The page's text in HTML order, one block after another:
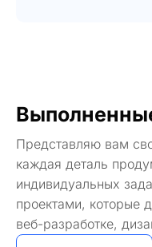
Представляю вам
каждая деталь
индивидуальных
проектами, которые
веб-разработке,